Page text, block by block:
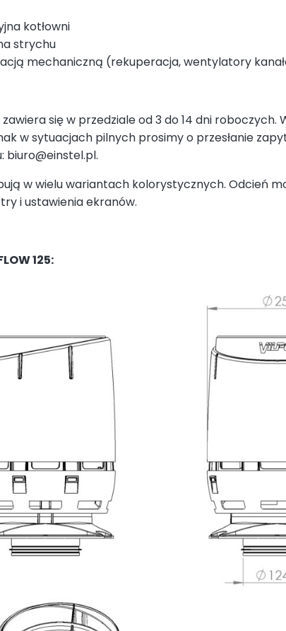
kotłowni
strychu
mechaniczną (rekuperacja, wentylatory
się w przedziale od 3 do 14 dni
w sytuacjach pilnych prosimy o przesłanie
biuro@einstel.pl.
w wielu wariantach kolorystycznych. Odcień
i ustawienia ekranów.
125: